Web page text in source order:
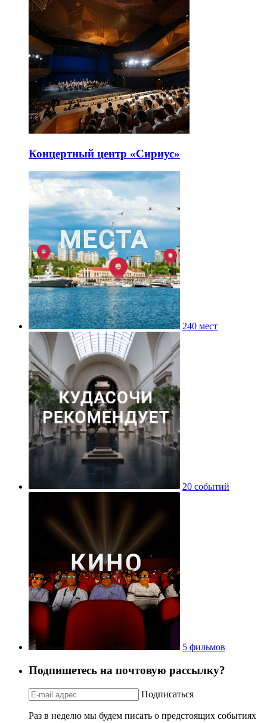
Концертный центр «Сириус»
240 мест
20 событий
5 фильмов
Подпишетесь на почтовую рассылку?
Подписаться
Раз в неделю мы будем писать о предстоящих событиях